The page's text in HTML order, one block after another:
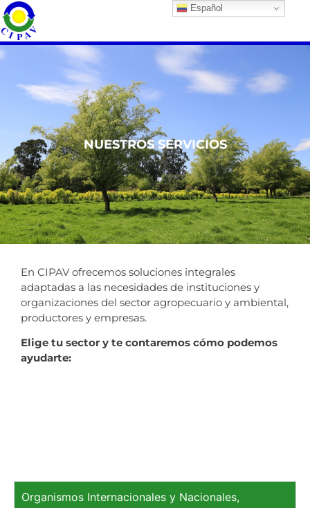
NUESTROS SERVICIOS
En CIPAV ofrecemos soluciones integrales
adaptadas a las necesidades de instituciones y
organizaciones del sector agropecuario y ambiental,
productores y empresas.
Elige tu sector y te contaremos cómo podemos
ayudarte:
Organismos Internacionales y Nacionales,
Español